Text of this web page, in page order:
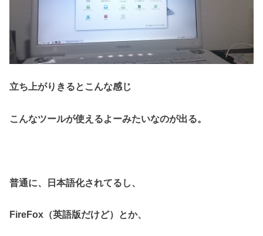
立ち上がりきるとこんな感じ
こんなツールが使えるよーみたいなのが出る。
普通に、日本語化されてるし、
FireFox（英語版だけど）とか、